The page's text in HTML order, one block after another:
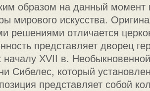
образом на данный момент
мирового искусства.
решениями отличается
представляет дворец
началу XVII в.
Сибелес, который
представляет собой